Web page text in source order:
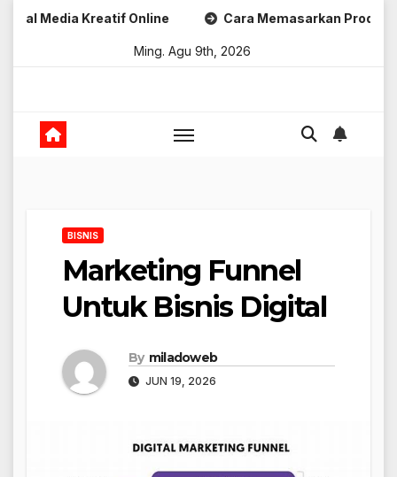
Skip
Kreatif Online Cara Memasarkan Produk Digital
Ming. Agu 9th, 2026
BISNIS
Marketing Funnel
Untuk Bisnis Digital
By miladoweb
JUN 19, 2026